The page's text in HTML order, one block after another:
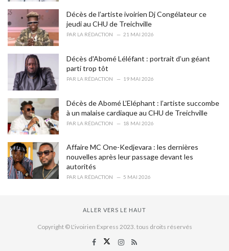
Décès de l’artiste ivoirien Dj Congélateur ce
jeudi au CHU de Treichville
PAR LA RÉDACTION 21 MAI 2026
Décès d'Abomé Léléfant : portrait d’un géant
parti trop tôt
PAR LA RÉDACTION 19 MAI 2026
Décès de Abomé L’Eléphant : l’artiste succombe
à un malaise cardiaque au CHU de Treichville
PAR LA RÉDACTION 18 MAI 2026
Affaire MC One-Kedjevara : les dernières
nouvelles après leur passage devant les
autorités
PAR LA RÉDACTION 5 MAI 2026
ALLER VERS LE HAUT
Copyright © L'ivoirien Express 2023. tous droits réservés